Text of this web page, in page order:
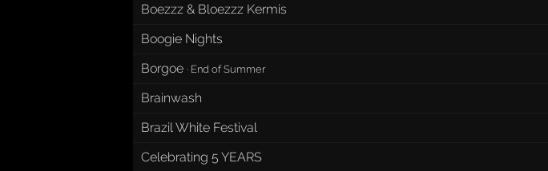
Boezzz & Bloezzz Kermis
Boogie Nights
Borgoe · End of Summer
Brainwash
Brazil White Festival
Celebrating 5 YEARS